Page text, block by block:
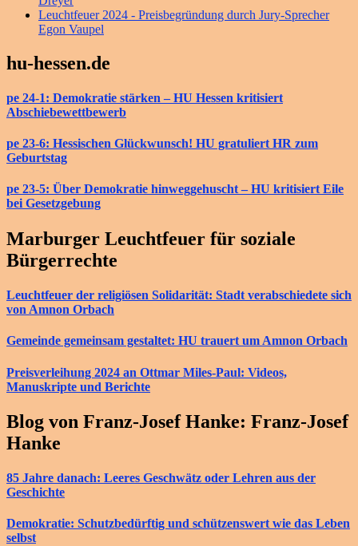
Leuchtfeuer 2024 - Preisbegründung durch Jury-Sprecher
Egon Vaupel
hu-hessen.de
pe 24-1: Demokratie stärken – HU Hessen kritisiert
Abschiebewettbewerb
pe 23-6: Hessischen Glückwunsch! HU gratuliert HR zum
Geburtstag
pe 23-5: Über Demokratie hinweggehuscht – HU kritisiert Eile
bei Gesetzgebung
Marburger Leuchtfeuer für soziale
Bürgerrechte
Leuchtfeuer der religiösen Solidarität: Stadt verabschiedete sich
von Amnon Orbach
Gemeinde gemeinsam gestaltet: HU trauert um Amnon Orbach
Preisverleihung 2024 an Ottmar Miles-Paul: Videos,
Manuskripte und Berichte
Blog von Franz-Josef Hanke: Franz-Josef
Hanke
85 Jahre danach: Leeres Geschwätz oder Lehren aus der
Geschichte
Demokratie: Schutzbedürftig und schützenswert wie das Leben
selbst